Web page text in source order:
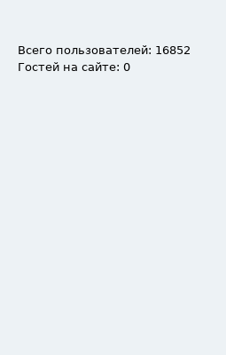
Всего пользователей: 16852
Гостей на сайте: 0